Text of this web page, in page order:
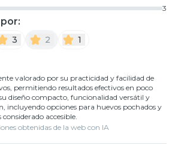
3
3 2 1
valorado por su practicidad y facilidad de
permitiendo resultados efectivos en poco
diseño compacto, funcionalidad versátil y
incluyendo opciones para huevos pochados y
accesible.
obtenidas de la web con IA